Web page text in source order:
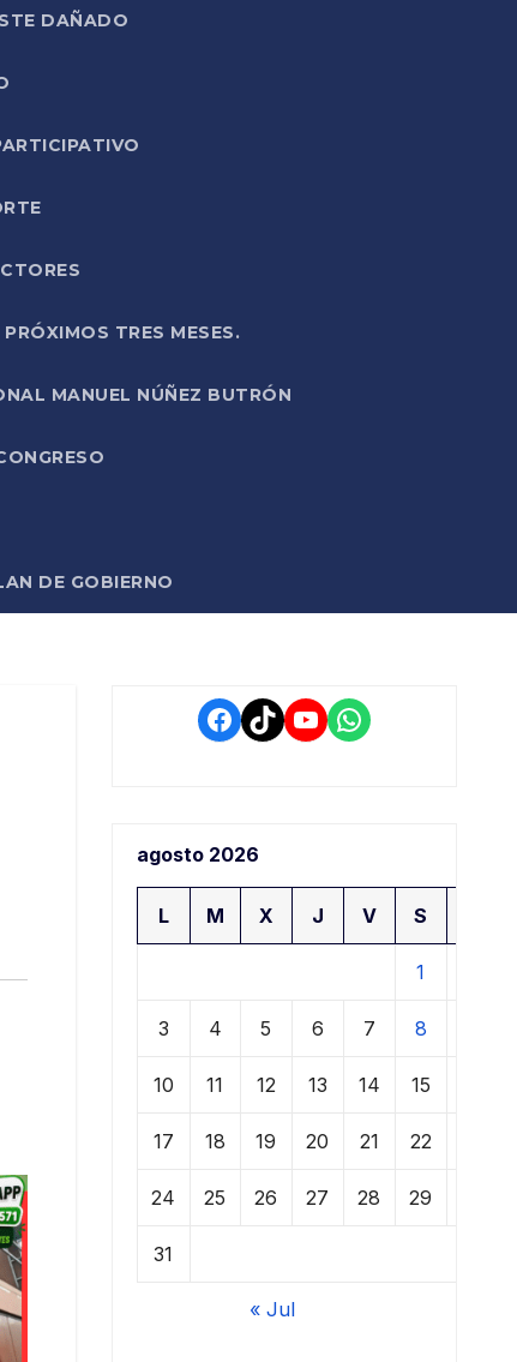
DAÑADO
TRES MESES.
MANUEL NÚÑEZ BUTRÓN
DE GOBIERNO
Facebook
TikTokYouTube
WhatsApp
agosto 2026
L M X J V S
1
3 4 5 6 7 8
10 11 12 13 14 15
17 18 19 20 21 22
24 25 26 27 28 29
31
« Jul